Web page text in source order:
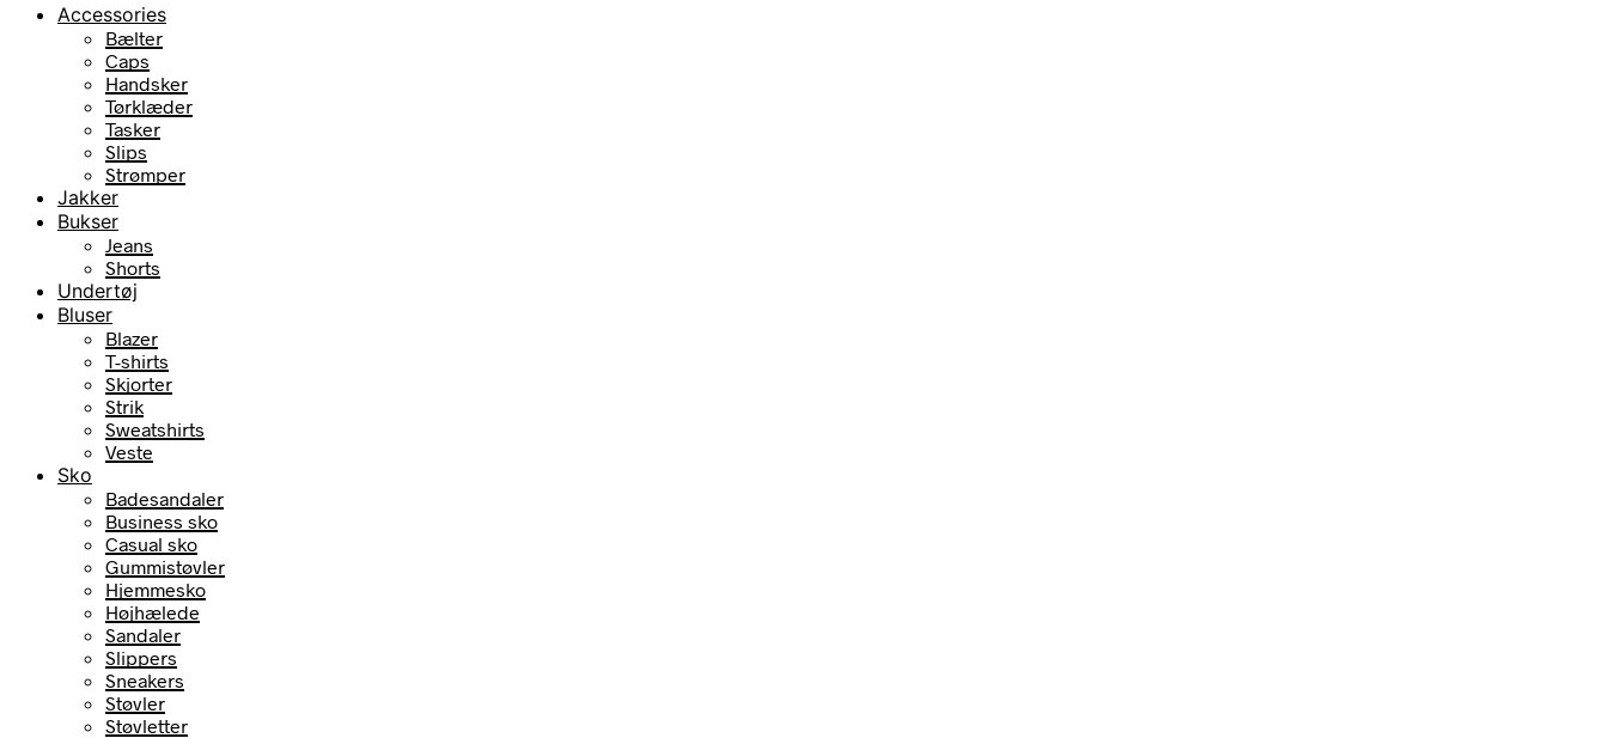
Accessories
Bælter
Caps
Handsker
Tørklæder
Tasker
Slips
Strømper
Jakker
Bukser
Jeans
Shorts
Undertøj
Bluser
Blazer
T-shirts
Skjorter
Strik
Sweatshirts
Veste
Sko
Badesandaler
Business sko
Casual sko
Gummistøvler
Hjemmesko
Højhælede
Sandaler
Slippers
Sneakers
Støvler
Støvletter